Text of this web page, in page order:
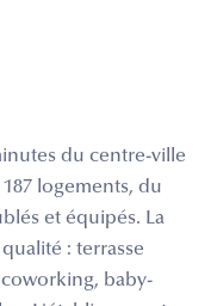
du centre-ville
logements, du
et équipés. La
: terrasse
baby-